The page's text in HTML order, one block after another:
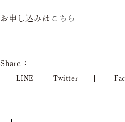
お申し込みは こちら
Share：
LINE Twitter